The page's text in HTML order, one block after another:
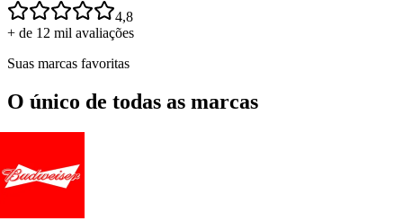
4,8
+ de 12 mil avaliações
Suas marcas favoritas
O único de todas as marcas